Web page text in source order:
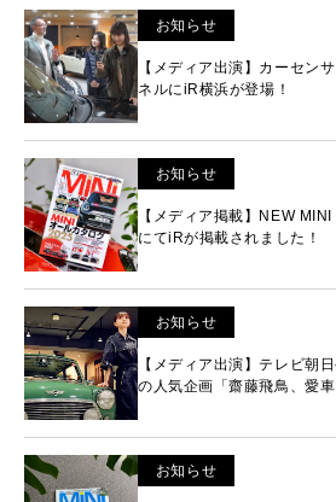
お知らせ
【メディア出演】カーセン
ネルにiR横浜が登場！
お知らせ
【メディア掲載】NEW
にてiRが掲載されました！
お知らせ
【メディア出演】テレビ朝
の人気企画「齋藤飛鳥、愛
お知らせ